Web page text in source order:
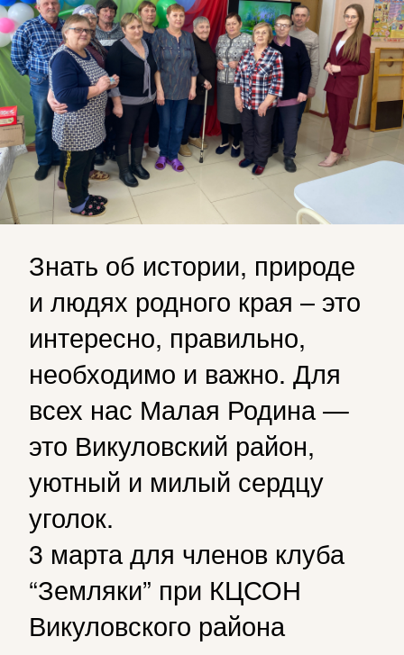
Знать об истории, природе
и людях родного края – это
интересно, правильно,
необходимо и важно. Для
всех нас Малая Родина —
это Викуловский район,
уютный и милый сердцу
уголок.
3 марта для членов клуба
“Земляки” при КЦСОН
Викуловского района